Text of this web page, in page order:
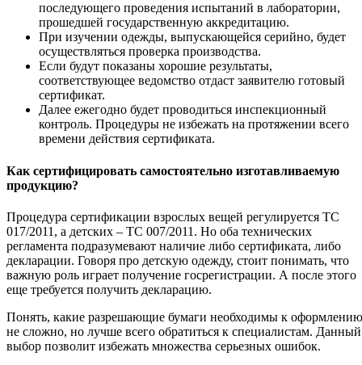
последующего проведения испытаний в лаборатории,
прошедшей государственную аккредитацию.
При изучении одежды, выпускающейся серийно, будет
осуществляться проверка производства.
Если будут показаны хорошие результаты,
соответствующее ведомство отдаст заявителю готовый
сертификат.
Далее ежегодно будет проводиться инспекционный
контроль. Процедуры не избежать на протяжении всего
времени действия сертификата.
Как сертифицировать самостоятельно изготавливаемую
продукцию?
Процедура сертификации взрослых вещей регулируется ТС
017/2011, а детских – ТС 007/2011. Но оба технических
регламента подразумевают наличие либо сертификата, либо
декларации. Говоря про детскую одежду, стоит понимать, что
важную роль играет получение госрегистрации. А после этого
еще требуется получить декларацию.
Понять, какие разрешающие бумаги необходимы к оформлению
не сложно, но лучше всего обратиться к специалистам. Данный
выбор позволит избежать множества серьезных ошибок.